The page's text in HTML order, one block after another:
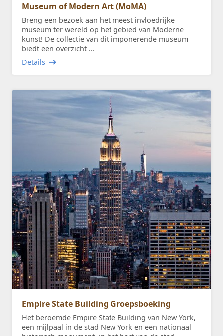
Museum of Modern Art (MoMA)
Breng een bezoek aan het meest invloedrijke
museum ter wereld op het gebied van Moderne
kunst! De collectie van dit imponerende museum
biedt een overzicht ...
Details
Empire State Building Groepsboeking
Het beroemde Empire State Building van New York,
een mijlpaal in de stad New York en een nationaal